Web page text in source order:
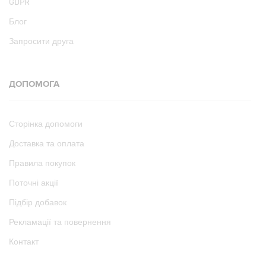
Блог
Запросити друга
ДОПОМОГА
Сторінка допомоги
Доставка та оплата
Правила покупок
Поточні акції
Підбір добавок
Рекламації та повернення
Контакт